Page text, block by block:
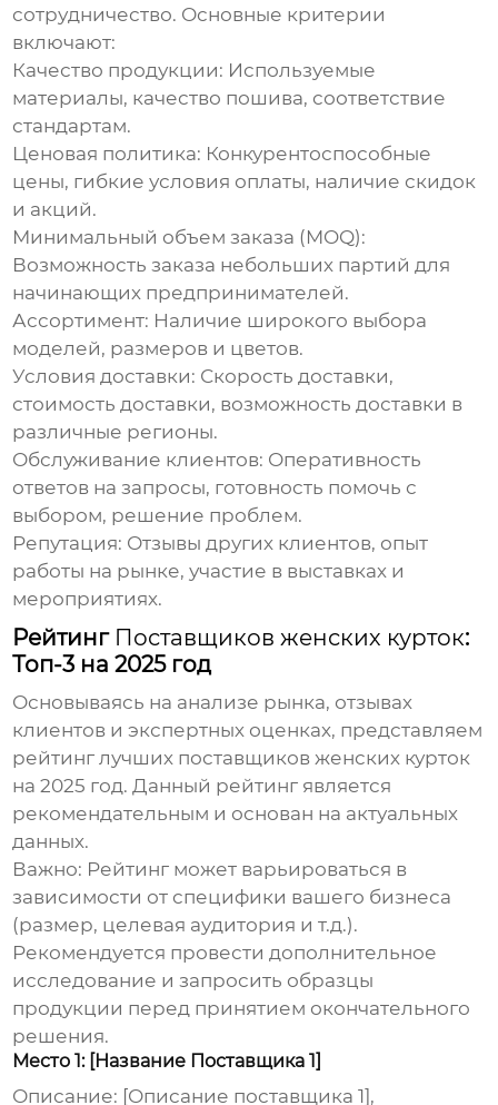
сотрудничество. Основные критерии
включают:
Качество продукции: Используемые
материалы, качество пошива, соответствие
стандартам.
Ценовая политика: Конкурентоспособные
цены, гибкие условия оплаты, наличие скидок
и акций.
Минимальный объем заказа (MOQ):
Возможность заказа небольших партий для
начинающих предпринимателей.
Ассортимент: Наличие широкого выбора
моделей, размеров и цветов.
Условия доставки: Скорость доставки,
стоимость доставки, возможность доставки в
различные регионы.
Обслуживание клиентов: Оперативность
ответов на запросы, готовность помочь с
выбором, решение проблем.
Репутация: Отзывы других клиентов, опыт
работы на рынке, участие в выставках и
мероприятиях.
Рейтинг Поставщиков женских курток:
Топ-3 на 2025 год
Основываясь на анализе рынка, отзывах
клиентов и экспертных оценках, представляем
рейтинг лучших поставщиков женских курток
на 2025 год. Данный рейтинг является
рекомендательным и основан на актуальных
данных.
Важно: Рейтинг может варьироваться в
зависимости от специфики вашего бизнеса
(размер, целевая аудитория и т.д.).
Рекомендуется провести дополнительное
исследование и запросить образцы
продукции перед принятием окончательного
решения.
Место 1: [Название Поставщика 1]
Описание: [Описание поставщика 1],